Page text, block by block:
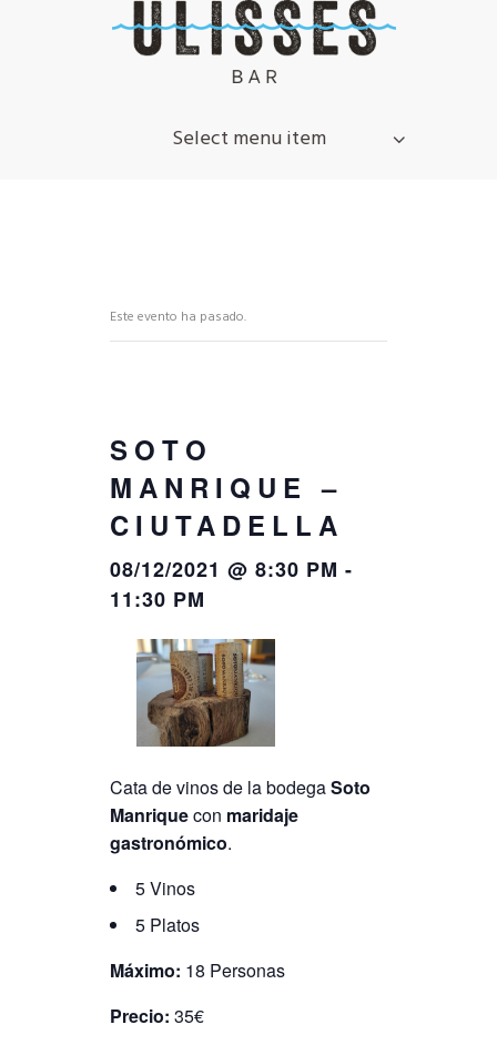
Select menu item
Este evento ha pasado.
SOTO
MANRIQUE –
CIUTADELLA
08/12/2021 @ 8:30 PM -
11:30 PM
Cata de vinos de la bodegaSoto
Manriquecon maridaje
gastronómico.
5 Vinos
5 Platos
Máximo: 18 Personas
Precio: 35€